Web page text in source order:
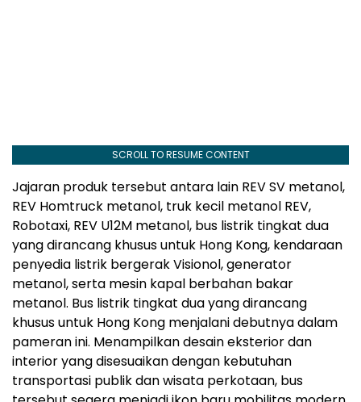
SCROLL TO RESUME CONTENT
Jajaran produk tersebut antara lain REV SV metanol,
REV Homtruck metanol, truk kecil metanol REV,
Robotaxi, REV U12M metanol, bus listrik tingkat dua
yang dirancang khusus untuk Hong Kong, kendaraan
penyedia listrik bergerak Visionol, generator
metanol, serta mesin kapal berbahan bakar
metanol. Bus listrik tingkat dua yang dirancang
khusus untuk Hong Kong menjalani debutnya dalam
pameran ini. Menampilkan desain eksterior dan
interior yang disesuaikan dengan kebutuhan
transportasi publik dan wisata perkotaan, bus